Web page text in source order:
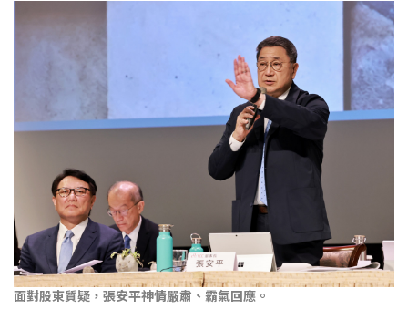
面對股東質疑，張安平神情嚴肅、霸氣回應。